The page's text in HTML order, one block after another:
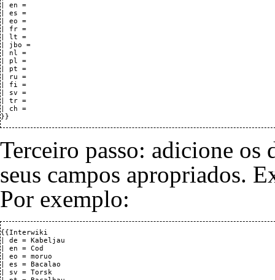
| en =
| es =
| eo =
| fr =
| lt =
| jbo =
| nl =
| pl =
| pt =
| ru =
| fi =
| sv =
| tr =
| ch =
Terceiro passo: adicione os
seus campos apropriados.
Por exemplo:
{{Interwiki
| de = Kabeljau
| en = Cod
| eo = moruo
| es = Bacalao
| sv = Torsk